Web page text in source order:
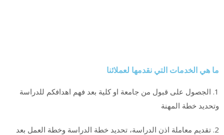
ما هي الخدمات التي نقدمها لعملائنا​
1. الجصول على قبول من جامعة او كلية بعد فهم اهدافكم للدراسة
وتحديد خطة المهنة
2. تقديم معاملة اذن الدراسة، تحديد خطة الدراسة وخطة العمل بعد